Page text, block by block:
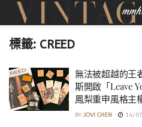
標籤: CREED
無法被超越的王
斯開啟「Leave
鳳梨重申風格主
BY JOVI CHEN 14/